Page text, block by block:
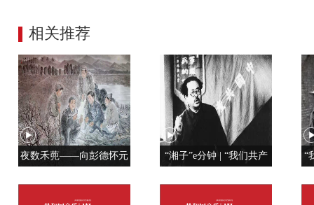
相关推荐
夜数禾蔸——向彭德怀元
“湘子”e分钟 | “我们共产
“